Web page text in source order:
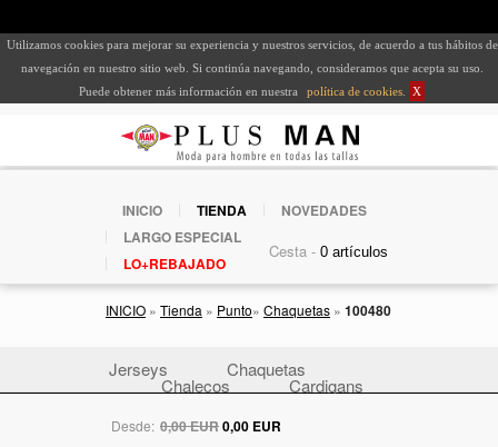
Utilizamos cookies para mejorar su experiencia y nuestros servicios, de acuerdo a tus hábitos de
navegación en nuestro sitio web. Si continúa navegando, consideramos que acepta su uso.
Puede obtener más información en nuestra
política de cookies X
INICIO TIENDA
NOVEDADES
LARGO ESPECIAL
LO+REBAJADO
Cesta -
INICIO » Tienda » Punto» Chaquetas » 100480
Jerseys Chaquetas
Chalecos Cardigans
Desde: 0,00 EUR0,00 EUR